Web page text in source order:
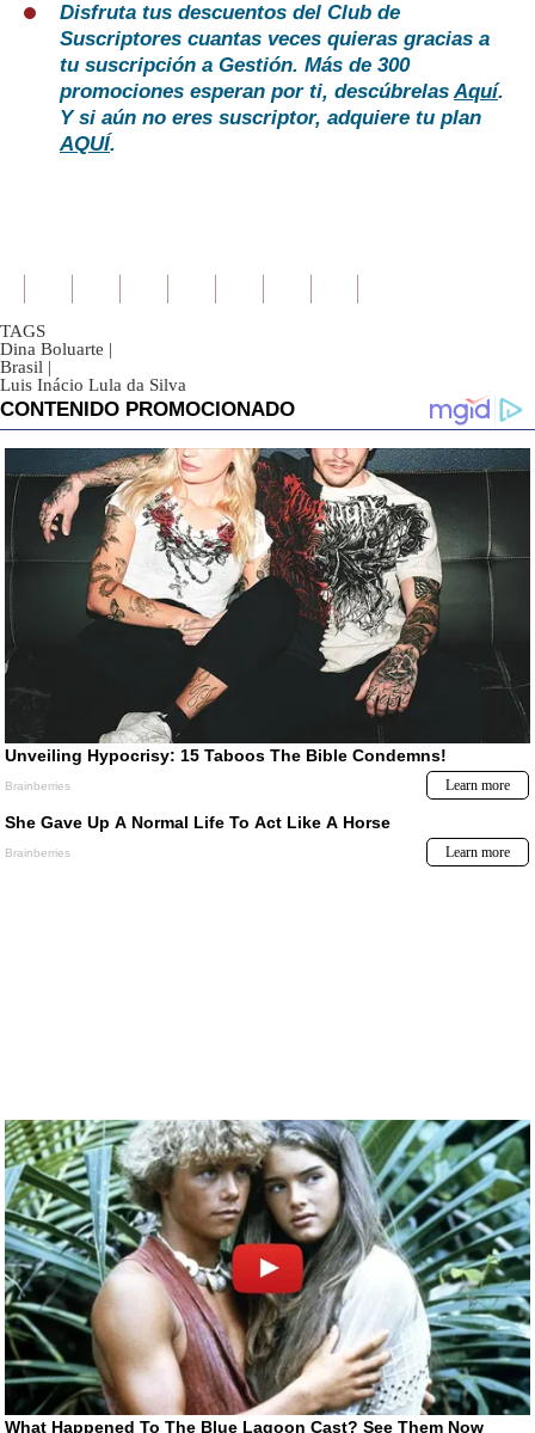
Disfruta tus descuentos del Club de
Suscriptores cuantas veces quieras gracias a
tu suscripción a Gestión. Más de 300
promociones esperan por ti, descúbrelasAquí.
Y si aún no eres suscriptor, adquiere tu plan
AQUÍ.
TAGS
Dina Boluarte |
Brasil |
Luis Inácio Lula da Silva